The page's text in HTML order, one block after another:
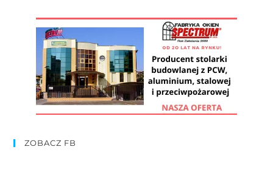
ZOBACZ FB